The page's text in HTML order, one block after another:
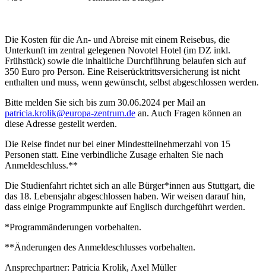
Die Kosten für die An- und Abreise mit einem Reisebus, die
Unterkunft im zentral gelegenen Novotel Hotel (im DZ inkl.
Frühstück) sowie die inhaltliche Durchführung belaufen sich auf
350 Euro pro Person. Eine Reiserücktrittsversicherung ist nicht
enthalten und muss, wenn gewünscht, selbst abgeschlossen werden.
Bitte melden Sie sich bis zum 30.06.2024 per Mail an
patricia.krolik@europa-zentrum.de an. Auch Fragen können an
diese Adresse gestellt werden.
Die Reise findet nur bei einer Mindestteilnehmerzahl von 15
Personen statt. Eine verbindliche Zusage erhalten Sie nach
Anmeldeschluss.**
Die Studienfahrt richtet sich an alle Bürger*innen aus Stuttgart, die
das 18. Lebensjahr abgeschlossen haben. Wir weisen darauf hin,
dass einige Programmpunkte auf Englisch durchgeführt werden.
*Programmänderungen vorbehalten.
**Änderungen des Anmeldeschlusses vorbehalten.
Ansprechpartner: Patricia Krolik, Axel Müller